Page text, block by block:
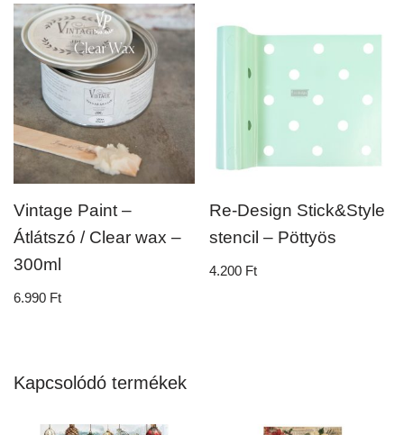
Vintage Paint –
Átlátszó / Clear wax –
300ml
6.990 Ft
Re-Design Stick&Style
stencil – Pöttyös
4.200 Ft
Kapcsolódó termékek